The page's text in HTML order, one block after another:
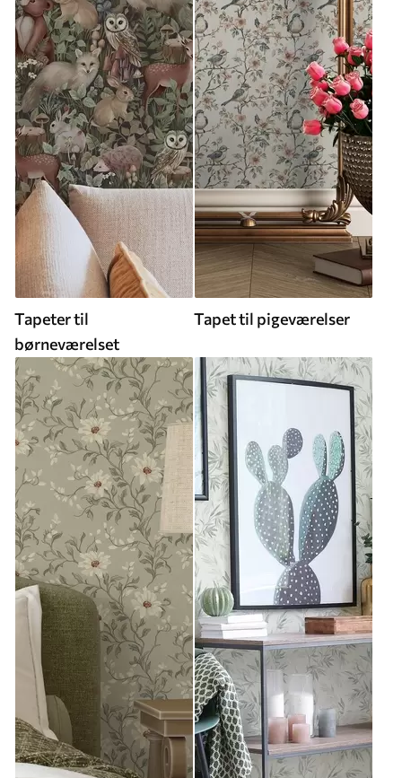
Tapeter til
børneværelset
Tapet til pigeværelser